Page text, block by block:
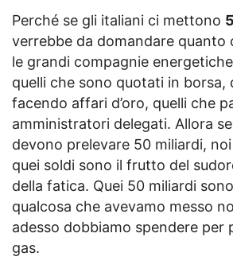
Perché se gli italiani ci mettono
verrebbe da domandare quanto
le grandi compagnie
quelli che sono quotati in borsa,
facendo affari d’oro, quelli che
amministratori delegati. Allora
devono prelevare 50 miliardi,
quei soldi sono il frutto del
della fatica. Quei 50 miliardi
qualcosa che avevamo messo
adesso dobbiamo spendere per
gas.